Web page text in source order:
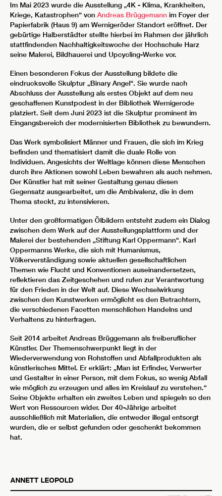
Im Mai 2023 wurde die Ausstellung „4K - Klima, Krankheiten,
Kriege, Katastrophen“ von Andreas Brüggemann im Foyer der
Papierfabrik (Haus 9) am Wernigeröder Standort eröffnet. Der
gebürtige Halberstädter stellte hierbei im Rahmen der jährlich
stattfindenden Nachhaltigkeitswoche der Hochschule Harz
seine Malerei, Bildhauerei und Upcycling-Werke vor.
Einen besonderen Fokus der Ausstellung bildete die
eindrucksvolle Skulptur „Binary Angel“. Sie wurde nach
Abschluss der Ausstellung als erstes Objekt auf dem neu
geschaffenen Kunstpodest in der Bibliothek Wernigerode
platziert. Seit dem Juni 2023 ist die Skulptur prominent im
Eingangsbereich der modernisierten Bibliothek zu bewundern.
Das Werk symbolisiert Männer und Frauen, die sich im Krieg
befinden und thematisiert damit die duale Rolle von
Individuen. Angesichts der Weltlage können diese Menschen
durch ihre Aktionen sowohl Leben bewahren als auch nehmen.
Der Künstler hat mit seiner Gestaltung genau diesen
Gegensatz ausgearbeitet, um die Ambivalenz, die in dem
Thema steckt, zu intensivieren.
Unter den großformatigen Ölbildern entsteht zudem ein Dialog
zwischen dem Werk auf der Ausstellungsplattform und der
Malerei der bestehenden „Stiftung Karl Oppermann“. Karl
Oppermanns Werke, die sich mit Humanismus,
Völkerverständigung sowie aktuellen gesellschaftlichen
Themen wie Flucht und Konventionen auseinandersetzen,
reflektieren das Zeitgeschehen und rufen zur Verantwortung
für den Frieden in der Welt auf. Diese Wechselwirkung
zwischen den Kunstwerken ermöglicht es den Betrachtern,
die verschiedenen Facetten menschlichen Handelns und
Verhaltens zu hinterfragen.
Seit 2014 arbeitet Andreas Brüggemann als freiberuflicher
Künstler. Der Themenschwerpunkt liegt in der
Wiederverwendung von Rohstoffen und Abfallprodukten als
künstlerisches Mittel. Er erklärt: „Man ist Erfinder, Verwerter
und Gestalter in einer Person, mit dem Fokus, so wenig Abfall
wie möglich zu erzeugen und alles im Kreislauf zu verstehen.“
Seine Objekte erhalten ein zweites Leben und spiegeln so den
Wert von Ressourcen wider. Der 40-Jährige arbeitet
ausschließlich mit Materialien, die entweder illegal entsorgt
wurden, die er selbst gefunden oder geschenkt bekommen
hat.
ANNETT LEOPOLD